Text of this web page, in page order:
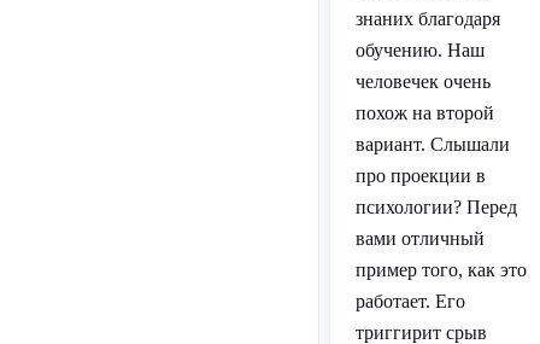
знаних благодаря
обучению. Наш
человечек очень
похож на второй
вариант. Слышали
про проекции в
психологии? Перед
вами отличный
пример того, как это
работает. Его
триггирит срыв